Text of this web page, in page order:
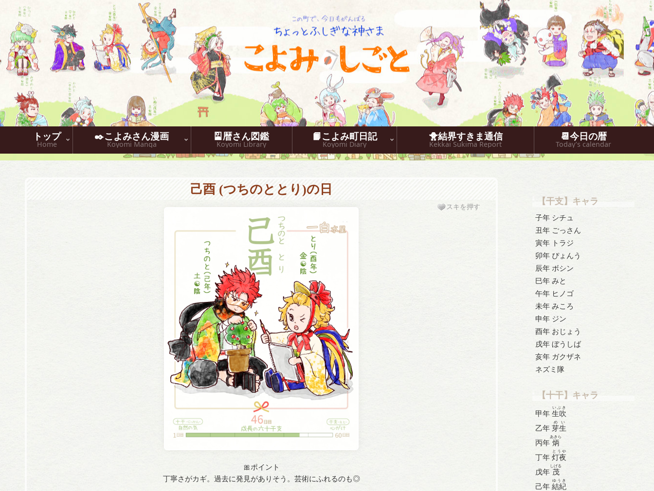
こよみしごと〔和原ハト〕
トップ
Home
✒️こよみさん漫画
Koyomi Manga
🎴暦さん図鑑
Koyomi Library
📙こよみ町日記
Koyomi Diary
🐥結界すきま通信
Kekkai Sukima Report
📆今日の暦
Today’s calendar
己酉 (つちのととり)の日
スキを押す
🎀ポイント
丁寧さがカギ。過去に発見がありそう。芸術にふれるのも◎
【干支】キャラ
子年 シチュ
丑年 ごっさん
寅年 トラジ
卯年 ぴょんう
辰年 ボシン
巳年 みと
午年 ヒノゴ
未年 みころ
申年 ジン
酉年 おじょう
戌年 ぼうしば
亥年 ガクザネ
ネズミ隊
【十干】キャラ
甲年 生吹
いぶき
乙年 芽生
めい
丙年 炳
あきら
丁年 灯夜
とうや
戊年 茂
しげる
己年 結紀
ゆうき